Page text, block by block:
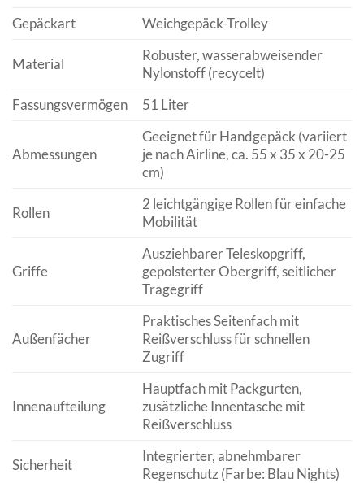
Gepäckart
Weichgepäck-Trolley
Material
Robuster, wasserabweisender
Nylonstoff (recycelt)
Fassungsvermögen
51 Liter
Abmessungen
Geeignet für Handgepäck (variiert
je nach Airline, ca. 55 x 35 x 20-25
cm)
Rollen
2 leichtgängige Rollen für einfache
Mobilität
Griffe
Ausziehbarer Teleskopgriff,
gepolsterter Obergriff, seitlicher
Tragegriff
Außenfächer
Praktisches Seitenfach mit
Reißverschluss für schnellen
Zugriff
Innenaufteilung
Hauptfach mit Packgurten,
zusätzliche Innentasche mit
Reißverschluss
Sicherheit
Integrierter, abnehmbarer
Regenschutz (Farbe: Blau Nights)